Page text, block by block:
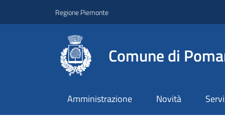
Regione Piemonte
Comune di
Amministrazione Novità